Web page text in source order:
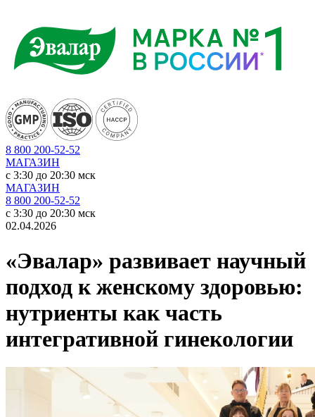
8 800 200-52-52
МАГАЗИН
c 3:30 до 20:30 мск
МАГАЗИН
8 800 200-52-52
c 3:30 до 20:30 мск
02.04.2026
«Эвалар» развивает научный
подход к женскому здоровью:
нутриенты как часть
интегративной гинекологии